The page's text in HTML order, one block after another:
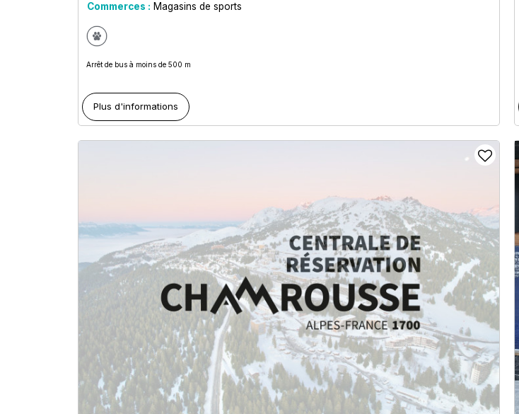
Commerces : Magasins de sports
Arrêt de bus à moins de 500 m
Plus d'informations